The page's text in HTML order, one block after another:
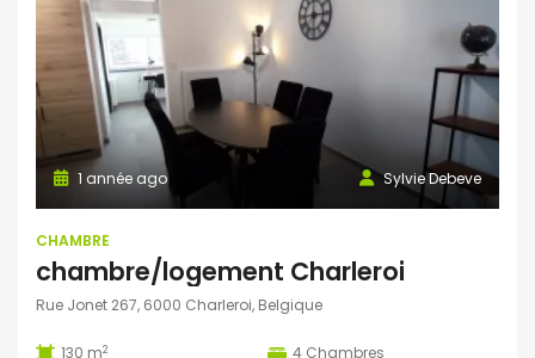
Sylvie Debeve
1 année ago
CHAMBRE
chambre/logement Charleroi
Rue Jonet 267, 6000 Charleroi, Belgique
130 m2 4 Chambres